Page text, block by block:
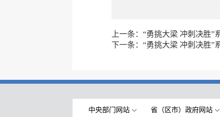
上一条： “勇挑大梁 冲刺决胜”
下一条： “勇挑大梁 冲刺决胜”
中央部门网站 省（区市）政府网站